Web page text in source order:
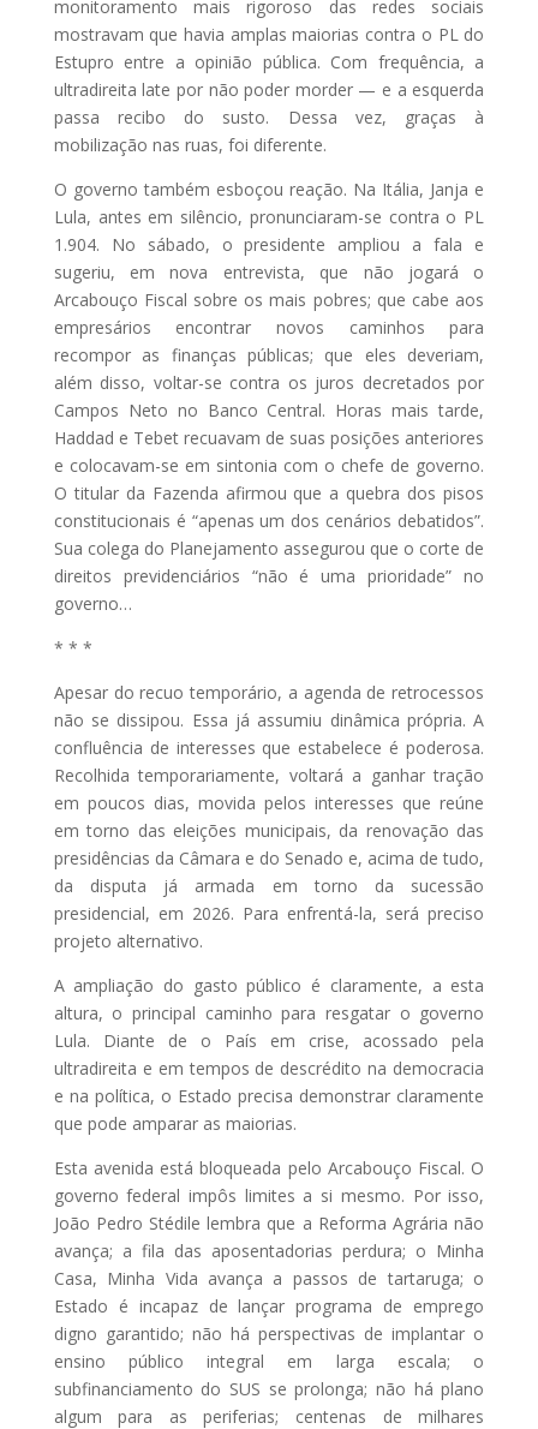
monitoramento mais rigoroso das redes sociais
mostravam que havia amplas maiorias contra o PL do
Estupro entre a opinião pública. Com frequência, a
ultradireita late por não poder morder — e a esquerda
passa recibo do susto. Dessa vez, graças à
mobilização nas ruas, foi diferente.
O governo também esboçou reação. Na Itália, Janja e
Lula, antes em silêncio, pronunciaram-se contra o PL
1.904. No sábado, o presidente ampliou a fala e
sugeriu, em nova entrevista, que não jogará o
Arcabouço Fiscal sobre os mais pobres; que cabe aos
empresários encontrar novos caminhos para
recompor as finanças públicas; que eles deveriam,
além disso, voltar-se contra os juros decretados por
Campos Neto no Banco Central. Horas mais tarde,
Haddad e Tebet recuavam de suas posições anteriores
e colocavam-se em sintonia com o chefe de governo.
O titular da Fazenda afirmou que a quebra dos pisos
constitucionais é “apenas um dos cenários debatidos”.
Sua colega do Planejamento assegurou que o corte de
direitos previdenciários “não é uma prioridade” no
governo…
* * *
Apesar do recuo temporário, a agenda de retrocessos
não se dissipou. Essa já assumiu dinâmica própria. A
confluência de interesses que estabelece é poderosa.
Recolhida temporariamente, voltará a ganhar tração
em poucos dias, movida pelos interesses que reúne
em torno das eleições municipais, da renovação das
presidências da Câmara e do Senado e, acima de tudo,
da disputa já armada em torno da sucessão
presidencial, em 2026. Para enfrentá-la, será preciso
projeto alternativo.
A ampliação do gasto público é claramente, a esta
altura, o principal caminho para resgatar o governo
Lula. Diante de o País em crise, acossado pela
ultradireita e em tempos de descrédito na democracia
e na política, o Estado precisa demonstrar claramente
que pode amparar as maiorias.
Esta avenida está bloqueada pelo Arcabouço Fiscal. O
governo federal impôs limites a si mesmo. Por isso,
João Pedro Stédile lembra que a Reforma Agrária não
avança; a fila das aposentadorias perdura; o Minha
Casa, Minha Vida avança a passos de tartaruga; o
Estado é incapaz de lançar programa de emprego
digno garantido; não há perspectivas de implantar o
ensino público integral em larga escala; o
subfinanciamento do SUS se prolonga; não há plano
algum para as periferias; centenas de milhares